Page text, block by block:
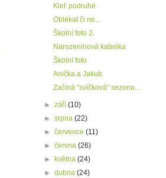
Kleť podruhé
Oblékat či ne...
Školní foto 2.
Narozeninová kabelka
Školní foto
Anička a Jakub
Začíná "svíčková" sezona...
►září(10)
►srpna(22)
►července(11)
►června(26)
►
května(24)
►dubna(24)